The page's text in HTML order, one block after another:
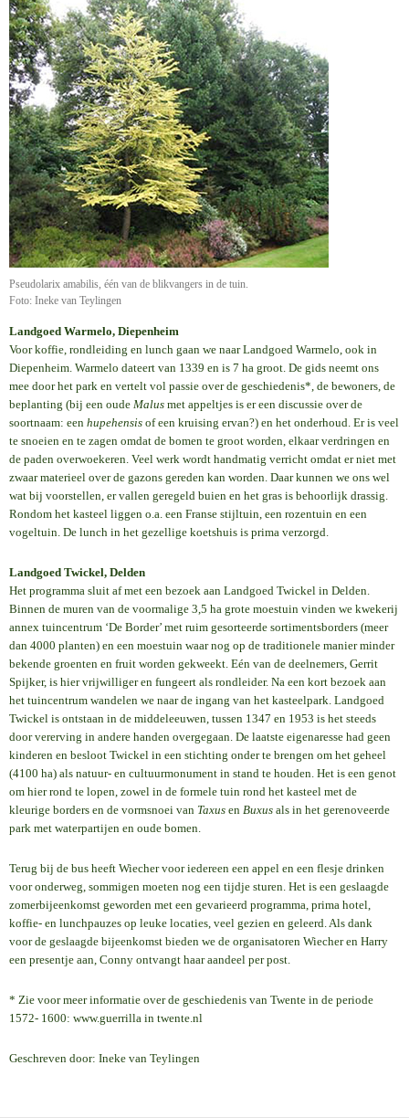
Pseudolarix amabilis, één van de blikvangers in de tuin.
Foto: Ineke van Teylingen
Landgoed Warmelo, Diepenheim
Voor koffie, rondleiding en lunch gaan we naar Landgoed Warmelo, ook in
Diepenheim. Warmelo dateert van 1339 en is 7 ha groot. De gids neemt ons
mee door het park en vertelt vol passie over de geschiedenis*, de bewoners, de
beplanting (bij een oude Malus met appeltjes is er een discussie over de
soortnaam: een hupehensis of een kruising ervan?) en het onderhoud. Er is veel
te snoeien en te zagen omdat de bomen te groot worden, elkaar verdringen en
de paden overwoekeren. Veel werk wordt handmatig verricht omdat er niet met
zwaar materieel over de gazons gereden kan worden. Daar kunnen we ons wel
wat bij voorstellen, er vallen geregeld buien en het gras is behoorlijk drassig.
Rondom het kasteel liggen o.a. een Franse stijltuin, een rozentuin en een
vogeltuin. De lunch in het gezellige koetshuis is prima verzorgd.
Landgoed Twickel, Delden
Het programma sluit af met een bezoek aan Landgoed Twickel in Delden.
Binnen de muren van de voormalige 3,5 ha grote moestuin vinden we kwekerij
annex tuincentrum ‘De Border’ met ruim gesorteerde sortimentsborders (meer
dan 4000 planten) en een moestuin waar nog op de traditionele manier minder
bekende groenten en fruit worden gekweekt. Eén van de deelnemers, Gerrit
Spijker, is hier vrijwilliger en fungeert als rondleider. Na een kort bezoek aan
het tuincentrum wandelen we naar de ingang van het kasteelpark. Landgoed
Twickel is ontstaan in de middeleeuwen, tussen 1347 en 1953 is het steeds
door vererving in andere handen overgegaan. De laatste eigenaresse had geen
kinderen en besloot Twickel in een stichting onder te brengen om het geheel
(4100 ha) als natuur- en cultuurmonument in stand te houden. Het is een genot
om hier rond te lopen, zowel in de formele tuin rond het kasteel met de
kleurige borders en de vormsnoei van Taxus en Buxus als in het gerenoveerde
park met waterpartijen en oude bomen.
Terug bij de bus heeft Wiecher voor iedereen een appel en een flesje drinken
voor onderweg, sommigen moeten nog een tijdje sturen. Het is een geslaagde
zomerbijeenkomst geworden met een gevarieerd programma, prima hotel,
koffie- en lunchpauzes op leuke locaties, veel gezien en geleerd. Als dank
voor de geslaagde bijeenkomst bieden we de organisatoren Wiecher en Harry
een presentje aan, Conny ontvangt haar aandeel per post.
* Zie voor meer informatie over de geschiedenis van Twente in de periode
1572- 1600: www.guerrilla in twente.nl
Geschreven door: Ineke van Teylingen